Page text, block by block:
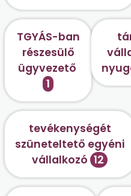
TGYÁS-ban
részesülő
ügyvezető
1
tevékenységét
szüneteltető egyéni
vállalkozó 12